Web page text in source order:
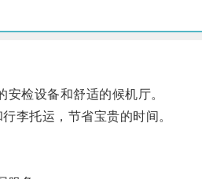
检设备和舒适的候机厅。
托运，节省宝贵的时间。